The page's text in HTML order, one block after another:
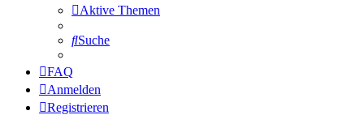
Aktive Themen
Suche
FAQ
Anmelden
Registrieren